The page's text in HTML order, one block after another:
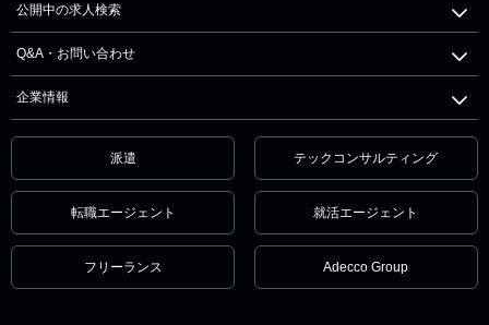
公開中の求人検索
Q&A・お問い合わせ
企業情報
派遣 テックコンサルティング
転職エージェント 就活エージェント
フリーランス Adecco Group